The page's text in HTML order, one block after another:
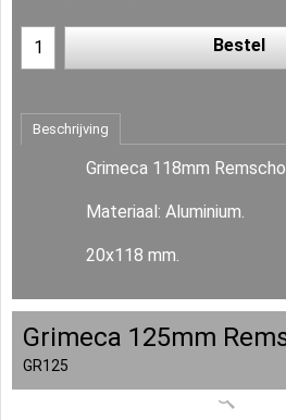
Bestel
Beschrijving
Grimeca 118mm
Materiaal: Aluminium.
20x118 mm.
Grimeca 125mm
GR125